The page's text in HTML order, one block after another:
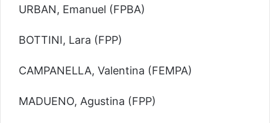
URBAN, Emanuel (FPBA)
BOTTINI, Lara (FPP)
CAMPANELLA, Valentina (FEMPA)
MADUENO, Agustina (FPP)